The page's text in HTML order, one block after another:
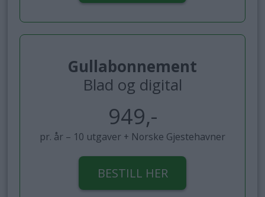
Gullabonnement
Blad og digital
949,-
pr. år – 10 utgaver + Norske Gjestehavner
BESTILL HER